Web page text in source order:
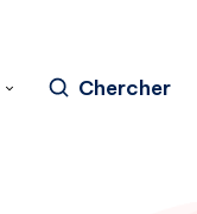
Chercher